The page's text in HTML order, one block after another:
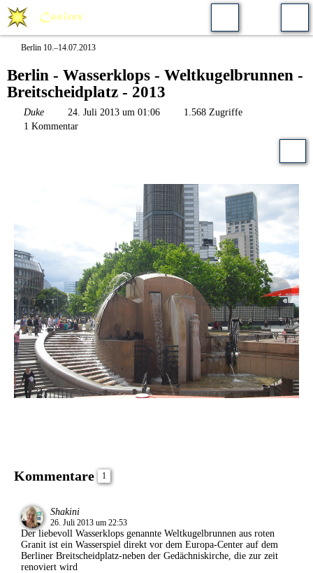
Berlin 10.–14.07.2013
Berlin - Wasserklops - Weltkugelbrunnen -
Breitscheidplatz - 2013
Duke 24. Juli 2013 um 01:06
1.568 Zugriffe
1 Kommentar
Kommentare 1
Shakini
26. Juli 2013 um 22:53
Der liebevoll Wasserklops genannte Weltkugelbrunnen aus roten
Granit ist ein Wasserspiel direkt vor dem Europa-Center auf dem
Berliner Breitscheidplatz-neben der Gedächniskirche, die zur zeit
renoviert wird